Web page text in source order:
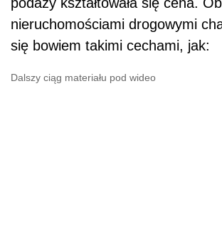
nieruchomościami drogowymi
się bowiem takimi cechami, jak:
Dalszy ciąg materiału pod wideo